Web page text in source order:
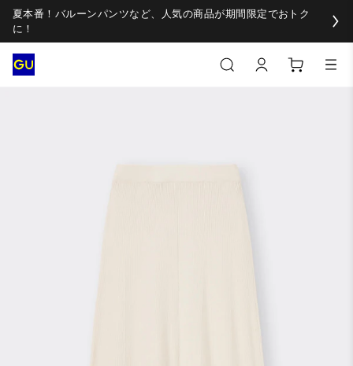
夏本番！バルーンパンツなど、人気の商品が期間限定でおトク
に！